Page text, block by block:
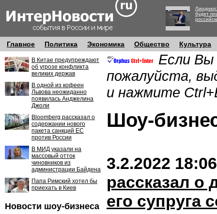
будет
Главное Политика Экономика Общество Культура
В Китае предупреждают
об угрозе конфликта
великих держав
В одной из кофеен
Львова неожиданно
появилась Анджелина
Джоли
Bloomberg рассказал о
содержании нового
пакета санкций ЕС
против России
В МИД указали на
массовый отток
чиновников из
администрации Байдена
Папа Римский хотел бы
приехать в Киев
Новости шоу-бизнеса
Если Вы
пожалуйста,
и нажмите
Шоу-
3.2.2022 18:06
рассказал о
его супруга